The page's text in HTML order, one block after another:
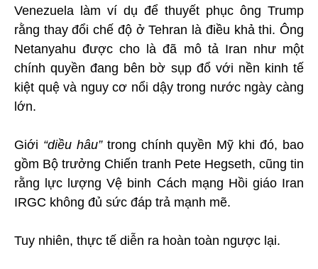
Venezuela làm ví dụ để thuyết phục ông Trump
rằng thay đổi chế độ ở Tehran là điều khả thi. Ông
Netanyahu được cho là đã mô tả Iran như một
chính quyền đang bên bờ sụp đổ với nền kinh tế
kiệt quệ và nguy cơ nổi dậy trong nước ngày càng
lớn.
Giới “diều hâu”trong chính quyền Mỹ khi đó, bao
gồm Bộ trưởng Chiến tranh Pete Hegseth, cũng tin
rằng lực lượng Vệ binh Cách mạng Hồi giáo Iran
IRGC không đủ sức đáp trả mạnh mẽ.
Tuy nhiên, thực tế diễn ra hoàn toàn ngược lại.